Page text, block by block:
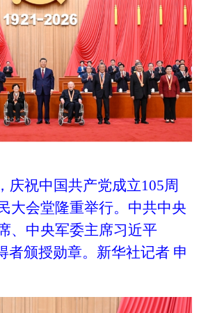
庆祝中国共产党成立105周
大会堂隆重举行。中共中央
、中央军委主席习近平
者颁授勋章。新华社记者 申